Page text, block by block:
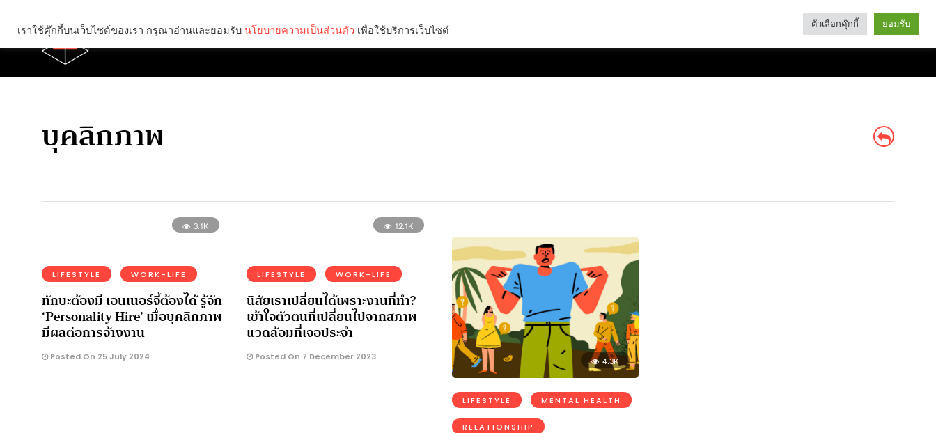
Categories
บุคลิกภาพ
3.1K
LIFESTYLE WORK-LIFE
ทักษะต้องมี เอนเนอร์จี้ต้องได้ รู้จัก
‘Personality Hire’ เมื่อบุคลิกภาพ
มีผลต่อการจ้างงาน
Posted On 25 July 2024
12.1K
LIFESTYLE WORK-LIFE
นิสัยเราเปลี่ยนได้เพราะงานที่ทำ?
เข้าใจตัวตนที่เปลี่ยนไปจากสภาพ
แวดล้อมที่เจอประจำ
Posted On 7 December 2023 4.3K
LIFESTYLE MENTAL HEALTH
RELATIONSHIP
เราใช้คุ๊กกี้บนเว็บไซต์ของเรา กรุณาอ่านและยอมรับ นโยบายความเป็นส่วนตัว เพื่อใช้บริการเว็บไซต์ ตัวเลือกคุ๊กกี้ ยอมรับ